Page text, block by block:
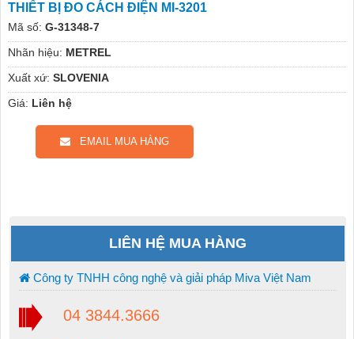
THIẾT BỊ ĐO CÁCH ĐIỆN MI-3201
Mã số: G-31348-7
Nhãn hiệu: METREL
Xuất xứ: SLOVENIA
Giá: Liên hệ
EMAIL MUA HÀNG
LIÊN HỆ MUA HÀNG
Công ty TNHH công nghệ và giải pháp Miva Việt Nam
04 3844.3666